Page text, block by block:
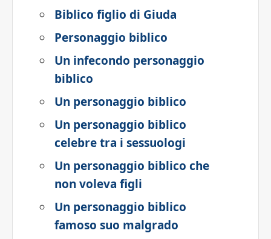
Biblico figlio di Giuda
Personaggio biblico
Un infecondo personaggio
biblico
Un personaggio biblico
Un personaggio biblico
celebre tra i sessuologi
Un personaggio biblico che
non voleva figli
Un personaggio biblico
famoso suo malgrado